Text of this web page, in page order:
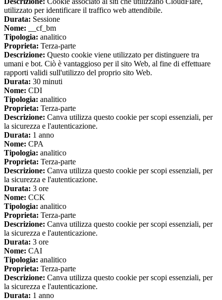
utilizzato per identificare il traffico web attendibile.
Durata: Sessione
Nome: __cf_bm
Tipologia: analitico
Proprieta: Terza-parte
Descrizione: Questo cookie viene utilizzato per distinguere tra
umani e bot. Ciò è vantaggioso per il sito Web, al fine di effettuare
rapporti validi sull'utilizzo del proprio sito Web.
Durata: 30 minuti
Nome: CDI
Tipologia: analitico
Proprieta: Terza-parte
Descrizione: Canva utilizza questo cookie per scopi essenziali, per
la sicurezza e l'autenticazione.
Durata: 1 anno
Nome: CPA
Tipologia: analitico
Proprieta: Terza-parte
Descrizione: Canva utilizza questo cookie per scopi essenziali, per
la sicurezza e l'autenticazione.
Durata: 3 ore
Nome: CCK
Tipologia: analitico
Proprieta: Terza-parte
Descrizione: Canva utilizza questo cookie per scopi essenziali, per
la sicurezza e l'autenticazione.
Durata: 3 ore
Nome: CAI
Tipologia: analitico
Proprieta: Terza-parte
Descrizione: Canva utilizza questo cookie per scopi essenziali, per
la sicurezza e l'autenticazione.
Durata: 1 anno